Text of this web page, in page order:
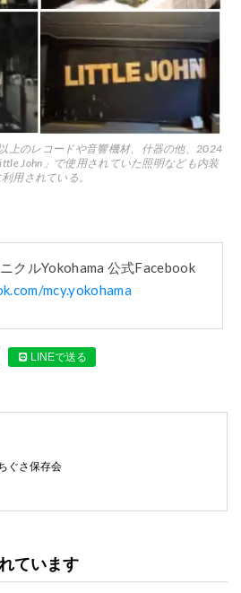
上のレコードや音響機材、什器の他、2024
John」で使用されていた照明なども内装
利用されている。
クルYokohama 公式Facebook
mcy.yokohama
LINEで送る
ぐさ保存会
ています